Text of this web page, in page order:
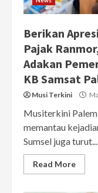
Berikan
Pajak
Adakan
KB Samsat
Musi Terkini
Musiterkini
memantau
Sumsel juga turut...
Read More